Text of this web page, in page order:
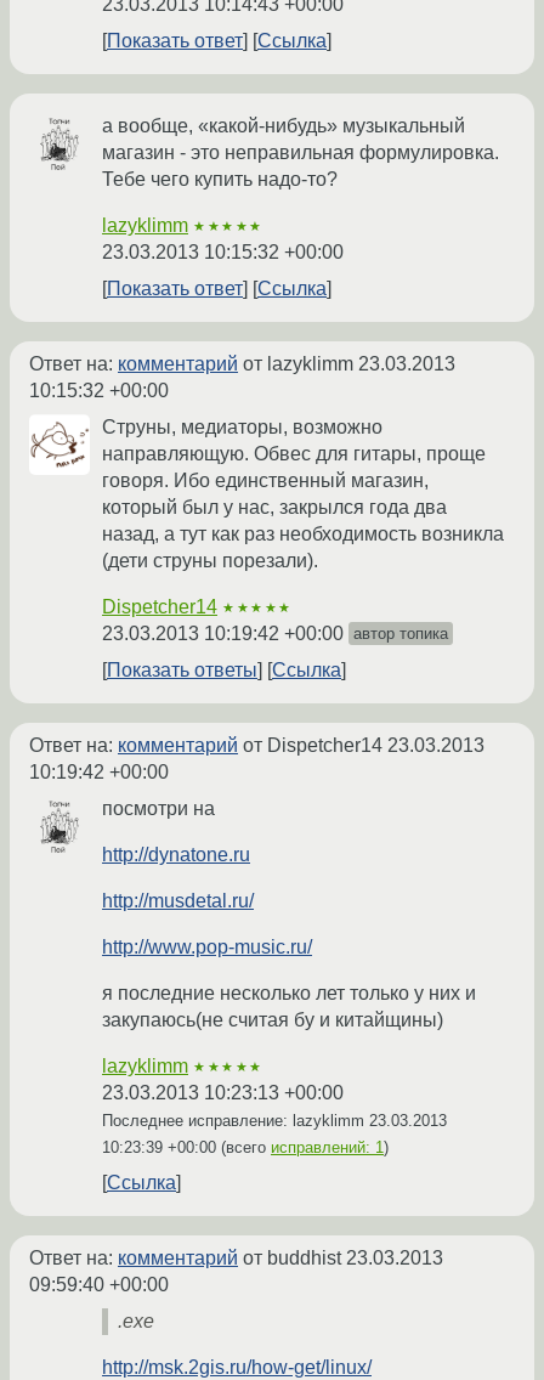
23.03.2013 10:14:43 +00:00
Показать ответ
Ссылка
а вообще, «какой-нибудь» музыкальный
магазин - это неправильная формулировка.
Тебе чего купить надо-то?
lazyklimm ★★★★★
23.03.2013 10:15:32 +00:00
Показать ответ
Ссылка
Ответ на: комментарий от lazyklimm 23.03.2013
10:15:32 +00:00
Струны, медиаторы, возможно
направляющую. Обвес для гитары, проще
говоря. Ибо единственный магазин,
который был у нас, закрылся года два
назад, а тут как раз необходимость возникла
(дети струны порезали).
Dispetcher14 ★★★★★
23.03.2013 10:19:42 +00:00 автор топика
Показать ответы Ссылка
Ответ на: комментарий от Dispetcher14 23.03.2013
10:19:42 +00:00
посмотри на
http://dynatone.ru
http://musdetal.ru/
http://www.pop-music.ru/
я последние несколько лет только у них и
закупаюсь(не считая бу и китайщины)
lazyklimm ★★★★★
23.03.2013 10:23:13 +00:00
Последнее исправление: lazyklimm 23.03.2013
10:23:39 +00:00 (всего исправлений: 1)
Ссылка
Ответ на: комментарий от buddhist23.03.2013
09:59:40 +00:00
.exe
http://msk.2gis.ru/how-get/linux/